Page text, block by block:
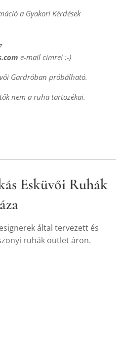
a Gyakori Kérdések
e-mail címre! :-)
Gardróban próbálható.
nem a ruha tartozékai.
Esküvői Ruhák
által tervezett és
ruhák outlet áron.